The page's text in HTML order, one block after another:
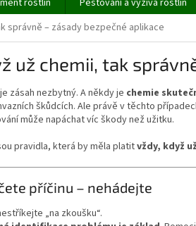
rostlin Pěstování a výživa rostlin
správně – zásady bezpečné aplikace
už chemii, tak
zásah nezbytný. A někdy je chemie
škůdcích. Ale právě v těchto
může napáchat víc škody než užitku.
pravidla, která by měla platitvždy, když
příčinu – nehádejte
„na zkoušku“.